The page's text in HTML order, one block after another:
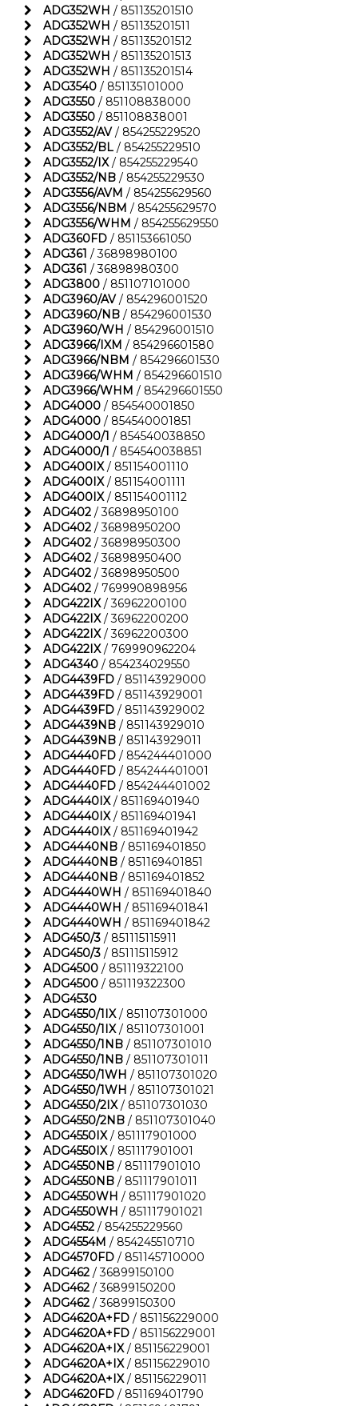
ADG352WH / 851135201510
ADG352WH / 851135201511
ADG352WH / 851135201512
ADG352WH / 851135201513
ADG352WH / 851135201514
ADG3540 / 851135101000
ADG3550 / 851108838000
ADG3550 / 851108838001
ADG3552/AV/ 854255229520
ADG3552/BL / 854255229510
ADG3552/IX/ 854255229540
ADG3552/NB / 854255229530
ADG3556/AVM / 854255629560
ADG3556/NBM / 854255629570
ADG3556/WHM / 854255629550
ADG360FD / 851153661050
ADG361 / 36898980100
ADG361 / 36898980300
ADG3800 / 851107101000
ADG3960/AV/ 854296001520
ADG3960/NB / 854296001530
ADG3960/WH / 854296001510
ADG3966/IXM / 854296601580
ADG3966/NBM / 854296601530
ADG3966/WHM / 854296601510
ADG3966/WHM / 854296601550
ADG4000 / 854540001850
ADG4000 / 854540001851
ADG4000/1 / 854540038850
ADG4000/1 / 854540038851
ADG400IX/ 851154001110
ADG400IX/ 851154001111
ADG400IX/ 851154001112
ADG402 / 36898950100
ADG402 / 36898950200
ADG402 / 36898950300
ADG402 / 36898950400
ADG402 / 36898950500
ADG402 / 769990898956
ADG422IX/ 36962200100
ADG422IX/ 36962200200
ADG422IX/ 36962200300
ADG422IX/ 769990962204
ADG4340 / 854234029550
ADG4439FD / 851143929000
ADG4439FD / 851143929001
ADG4439FD / 851143929002
ADG4439NB / 851143929010
ADG4439NB / 851143929011
ADG4440FD / 854244401000
ADG4440FD / 854244401001
ADG4440FD / 854244401002
ADG4440IX/ 851169401940
ADG4440IX/ 851169401941
ADG4440IX/ 851169401942
ADG4440NB / 851169401850
ADG4440NB / 851169401851
ADG4440NB / 851169401852
ADG4440WH / 851169401840
ADG4440WH / 851169401841
ADG4440WH / 851169401842
ADG450/3 / 851115115911
ADG450/3 / 851115115912
ADG4500 / 851119322100
ADG4500 / 851119322300
ADG4530
ADG4550/1IX/ 851107301000
ADG4550/1IX/ 851107301001
ADG4550/1NB / 851107301010
ADG4550/1NB / 851107301011
ADG4550/1WH / 851107301020
ADG4550/1WH / 851107301021
ADG4550/2IX/ 851107301030
ADG4550/2NB / 851107301040
ADG4550IX/ 851117901000
ADG4550IX/ 851117901001
ADG4550NB / 851117901010
ADG4550NB / 851117901011
ADG4550WH / 851117901020
ADG4550WH / 851117901021
ADG4552 / 854255229560
ADG4554M / 854245510710
ADG4570FD / 851145710000
ADG462 / 36899150100
ADG462 / 36899150200
ADG462 / 36899150300
ADG4620A+FD / 851156229000
ADG4620A+FD / 851156229001
ADG4620A+IX/ 851156229001
ADG4620A+IX/ 851156229010
ADG4620A+IX/ 851156229011
ADG4620FD / 851169401790